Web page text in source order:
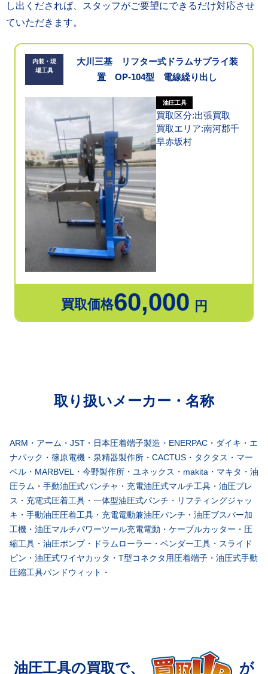
し出くだされば、スタッフがご要望にできるだけ対応させ
ていただきます。
内装・現
場工具
大川三基 リフター式ドラムサプライ装
置 OP-104型 電線繰り出し
油圧工具
買取区分:出張買取
買取エリア:南河郡千
早赤坂村
買取価格60,000 円
取り扱いメーカー・名称
ARM・アーム・JST・日本圧着端子製造・ENERPAC・ダイキ・エ
ナパック・篠原電機・泉精器製作所・CACTUS・タクタス・マー
ベル・MARBVEL・今野製作所・ユネックス・makita・マキタ・油
圧ラム・手動油圧式パンチャ・充電油圧式マルチ工具・油圧プレ
ス・充電式圧着工具・一体型油圧式パンチ・リフティングジャッ
キ・手動油圧圧着工具・充電電動兼油圧パンチ・油圧ブスバー加
工機・油圧マルチパワーツール充電電動・ケーブルカッター・圧
縮工具・油圧ポンプ・ドラムローラー・ベンダー工具・スライド
ピン・油圧式ワイヤカッタ・T型コネクタ用圧着端子・油圧式手動
圧縮工具パンドウィット・
油圧工具の買取で、 が